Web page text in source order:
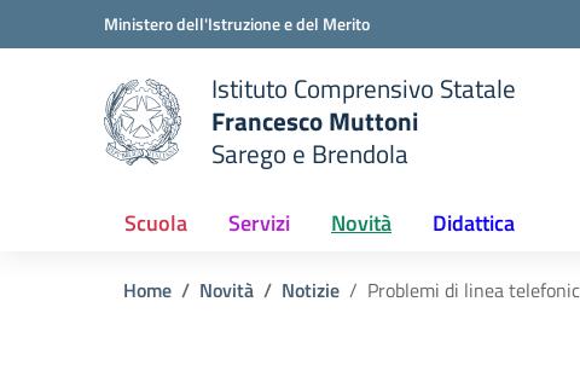
Vai ai contenuti
Vai al menu di navigazioneMinistero dell'Istruzione e del Merito
scuola
Istituto Comprensivo Statale
Francesco Muttoni
Sarego e Brendola
Scuola Servizi Novità Didattica
Home Novità Notizie Problemi di linea